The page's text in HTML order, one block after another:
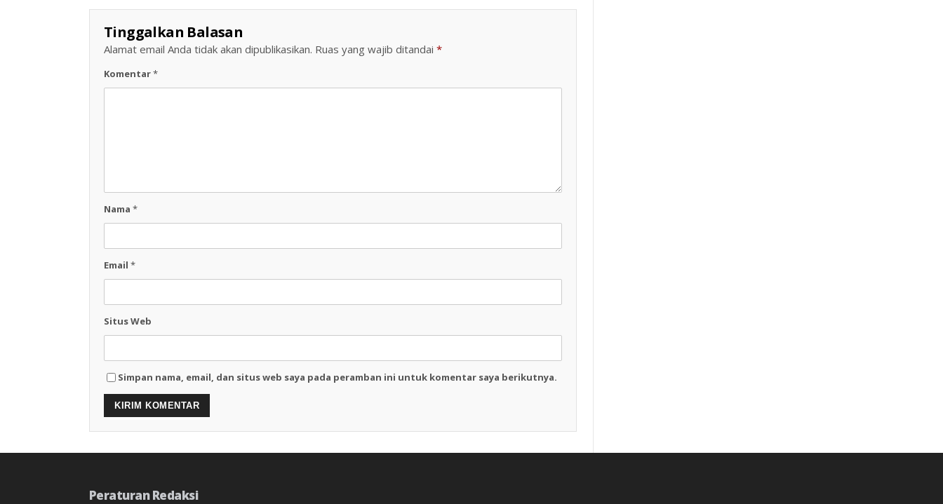
Warga Gelar Kerja Bakti
Di Plaza Kecamatan
Pelarangan Knalpot
Makam Syekh Quro
Untuk Tetap
Tinggalkan Balasan
Alamat email Anda tidak akan dipublikasikan. Ruas yang wajib ditandai *
Komentar*
Nama *
Email *
Situs Web
Simpan nama, email, dan situs web saya pada peramban ini untuk komentar saya berikutnya.
Peraturan Redaksi